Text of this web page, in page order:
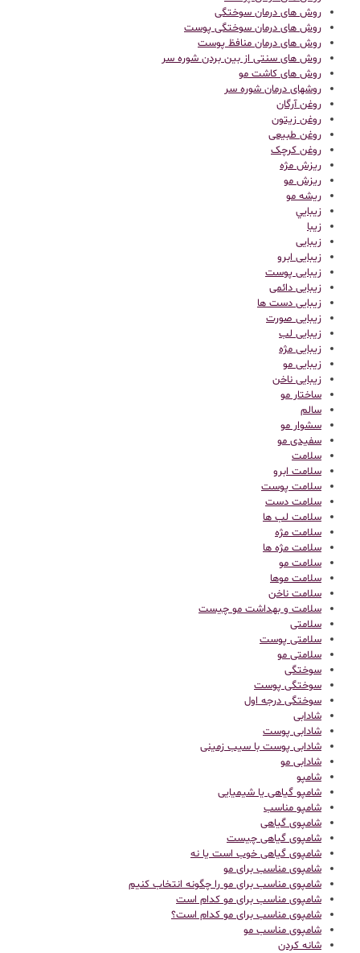
روش های درمان سوختگی
روش های درمان سوختگی پوست
روش های درمان منافظ پوست
روش های سنتی از بین بردن شوره سر
روش های کاشت مو
روشهای درمان شوره سر
روغن آرگان
روغن زیتون
روغن طبیعی
روغن کرچک
ریزش مژه
ریزش مو
ریشه مو
زيبايي
زیبا
زیبایی
زیبایی ابرو
زیبایی پوست
زیبایی دائمی
زیبایی دست ها
زیبایی صورت
زیبایی لب
زیبایی مژه
زیبایی مو
زیبایی ناخن
ساختار مو
سالم
سشوار مو
سفیدی مو
سلامت
سلامت ابرو
سلامت پوست
سلامت دست
سلامت لب ها
سلامت مژه
سلامت مژه ها
سلامت مو
سلامت موها
سلامت ناخن
سلامت و بهداشت مو چیست
سلامتی
سلامتی پوست
سلامتی مو
سوختگی
سوختگی پوست
سوختگی درجه اول
شادابی
شادابی پوست
شادابی پوست با سیب زمینی
شادابی مو
شامپو
شامپو گیاهی یا شیمیایی
شامپو مناسب
شامپوی گیاهی
شامپوی گیاهی چیست
شامپوی گیاهی خوب است یا نه
شامپوی مناسب برای مو
شامپوی مناسب برای مو را چگونه انتخاب کنیم
شامپوی مناسب برای مو کدام است
شامپوی مناسب برای مو کدام است؟
شامپوی مناسب مو
شانه کردن